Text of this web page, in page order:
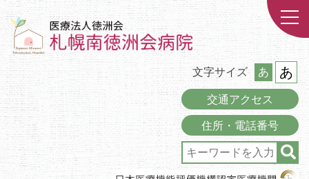
文字サイズ あ あ
交通アクセス
住所・電話番号